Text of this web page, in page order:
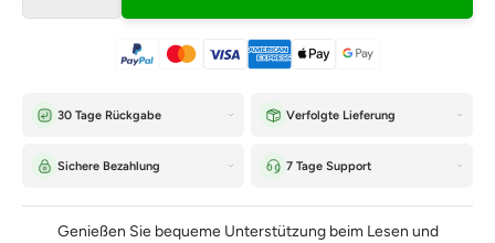
30 Tage Rückgabe Verfolgte Lieferung
Sichere Bezahlung 7 Tage Support
Genießen Sie bequeme Unterstützung beim Lesen und